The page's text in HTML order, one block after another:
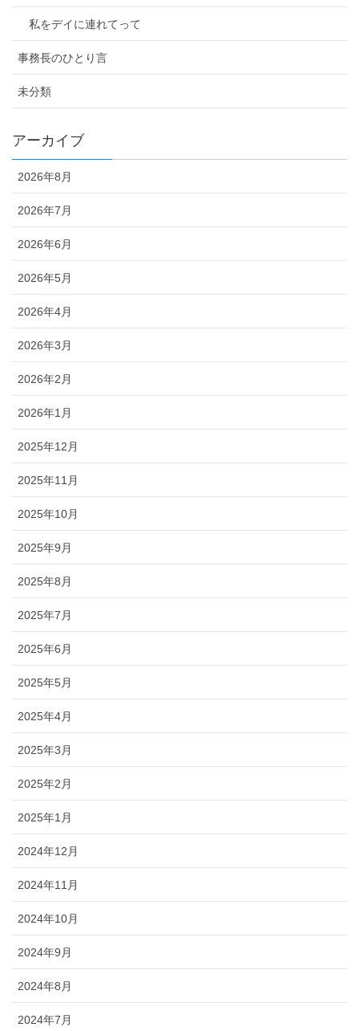
私をデイに連れてって
事務長のひとり言
未分類
アーカイブ
2026年8月
2026年7月
2026年6月
2026年5月
2026年4月
2026年3月
2026年2月
2026年1月
2025年12月
2025年11月
2025年10月
2025年9月
2025年8月
2025年7月
2025年6月
2025年5月
2025年4月
2025年3月
2025年2月
2025年1月
2024年12月
2024年11月
2024年10月
2024年9月
2024年8月
2024年7月